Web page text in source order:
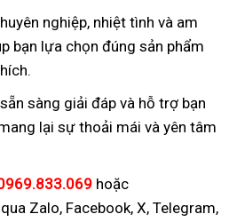
nghiệp, nhiệt tình và am
bạn lựa chọn đúng sản phẩm
sàng giải đáp và hỗ trợ bạn
lại sự thoải mái và yên tâm
hoặc
Zalo, Facebook, X, Telegram,